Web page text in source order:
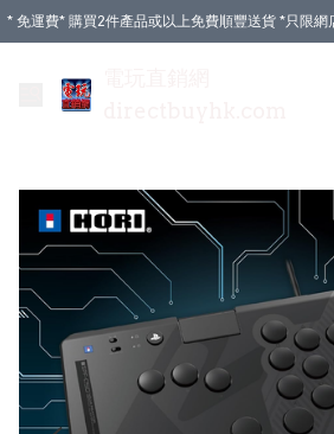
* 免運費* 購買2件產品或以上免費順豐送貨 *只限網